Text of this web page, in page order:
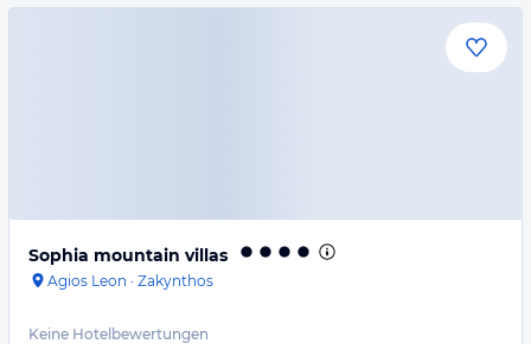
Sophia mountain villas
Agios Leon · Zakynthos
Keine Hotelbewertungen